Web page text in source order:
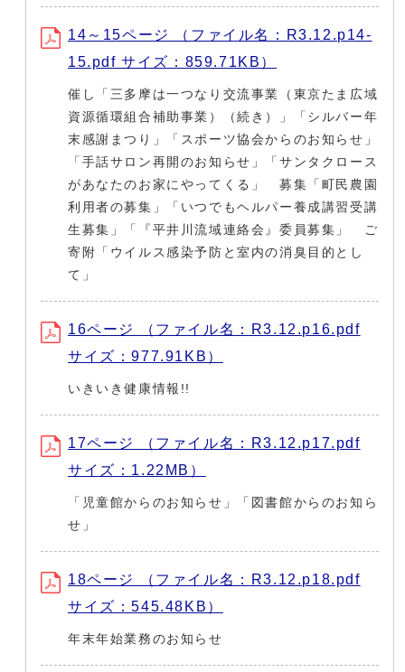
14～15ページ （ファイル名：R3.12.p14-
15.pdf サイズ：859.71KB）
催し「三多摩は一つなり交流事業（東京たま広域
資源循環組合補助事業）（続き）」「シルバー年
末感謝まつり」「スポーツ協会からのお知らせ」
「手話サロン再開のお知らせ」「サンタクロース
があなたのお家にやってくる」 募集「町民農園
利用者の募集」「いつでもヘルパー養成講習受講
生募集」「『平井川流域連絡会』委員募集」 ご
寄附「ウイルス感染予防と室内の消臭目的とし
て」
16ページ （ファイル名：R3.12.p16.pdf
サイズ：977.91KB）
いきいき健康情報!!
17ページ （ファイル名：R3.12.p17.pdf
サイズ：1.22MB）
「児童館からのお知らせ」「図書館からのお知ら
せ」
18ページ （ファイル名：R3.12.p18.pdf
サイズ：545.48KB）
年末年始業務のお知らせ